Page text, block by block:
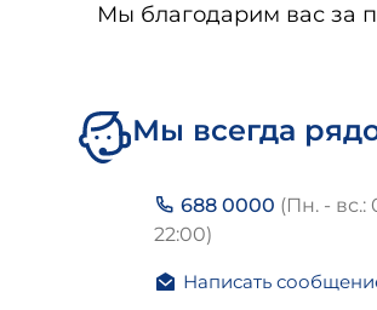
Мы благодарим вас за
Мы всегда
688 0000 (Пн. - вс.:
22:00)
Написать